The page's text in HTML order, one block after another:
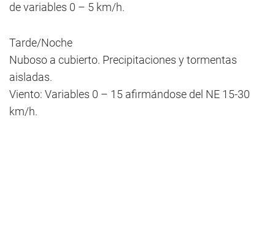
de variables 0 – 5 km/h.
Tarde/Noche
Nuboso a cubierto. Precipitaciones y tormentas
aisladas.
Viento: Variables 0 – 15 afirmándose del NE 15-30
km/h.